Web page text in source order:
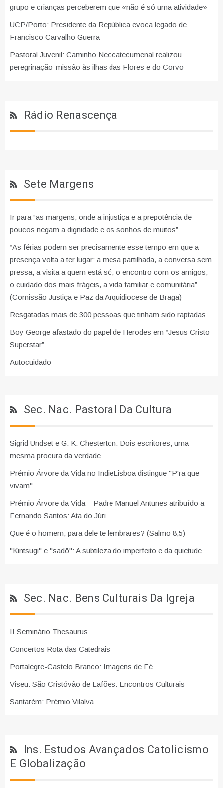
grupo e crianças perceberem que «não é só uma atividade»
UCP/Porto: Presidente da República evoca legado de
Francisco Carvalho Guerra
Pastoral Juvenil: Caminho Neocatecumenal realizou
peregrinação-missão às ilhas das Flores e do Corvo
Rádio Renascença
Sete Margens
Ir para “as margens, onde a injustiça e a prepotência de
poucos negam a dignidade e os sonhos de muitos”
“As férias podem ser precisamente esse tempo em que a
presença volta a ter lugar: a mesa partilhada, a conversa sem
pressa, a visita a quem está só, o encontro com os amigos,
o cuidado dos mais frágeis, a vida familiar e comunitária”
(Comissão Justiça e Paz da Arquidiocese de Braga)
Resgatadas mais de 300 pessoas que tinham sido raptadas
Boy George afastado do papel de Herodes em “Jesus Cristo
Superstar”
Autocuidado
Sec. Nac. Pastoral Da Cultura
Sigrid Undset e G. K. Chesterton. Dois escritores, uma
mesma procura da verdade
Prémio Árvore da Vida no IndieLisboa distingue "P'ra que
vivam"
Prémio Árvore da Vida – Padre Manuel Antunes atribuído a
Fernando Santos: Ata do Júri
Que é o homem, para dele te lembrares? (Salmo 8,5)
"Kintsugi" e "sadō": A subtileza do imperfeito e da quietude
Sec. Nac. Bens Culturais Da Igreja
II Seminário Thesaurus
Concertos Rota das Catedrais
Portalegre-Castelo Branco: Imagens de Fé
Viseu: São Cristóvão de Lafões: Encontros Culturais
Santarém: Prémio Vilalva
Ins. Estudos Avançados Catolicismo
E Globalização